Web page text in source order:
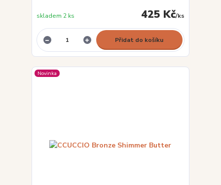
425 Kč/ks
skladem 2 ks
Přidat do košíku
Novinka